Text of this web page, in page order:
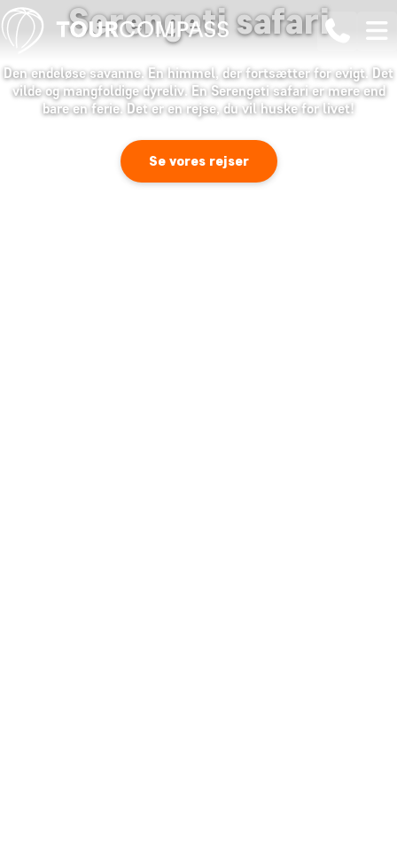
Serengeti safari
Den endeløse savanne. En himmel, der fortsætter for evigt. Det
vilde og mangfoldige dyreliv. En Serengeti safari er mere end
bare en ferie. Det er en rejse, du vil huske for livet!
Se vores rejser